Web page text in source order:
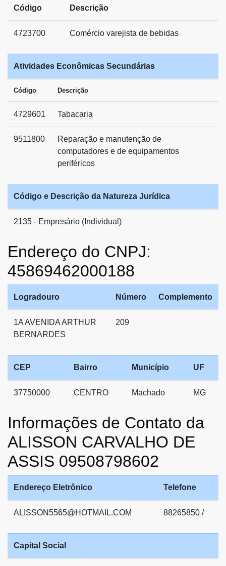
Código Descrição
4723700 Comércio varejista de bebidas
Atividades Econômicas Secundárias
Código Descrição
4729601 Tabacaria
9511800
Reparação e manutenção de
computadores e de equipamentos
periféricos
Código e Descrição da Natureza Jurídica
2135 - Empresário (Individual)
Endereço do CNPJ:
45869462000188
Logradouro Número Complemento
1A AVENIDA ARTHUR
BERNARDES
209
CEP Bairro Município UF
37750000 CENTRO Machado MG
Informações de Contato da
ALISSON CARVALHO DE
ASSIS 09508798602
Endereço Eletrônico Telefone
ALISSON5565@HOTMAIL.COM 88265850 /
Capital Social